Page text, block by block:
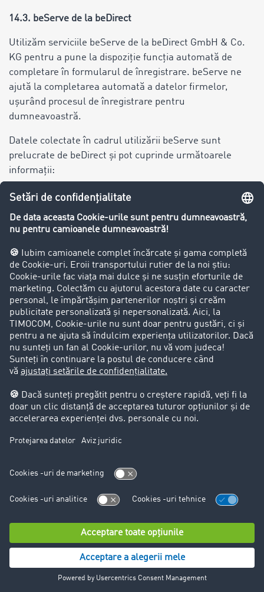
14.3. beServe de la beDirect
Utilizăm serviciile beServe de la beDirect GmbH & Co.
KG pentru a pune la dispoziție funcția automată de
completare în formularul de înregistrare. beServe ne
ajută la completarea automată a datelor firmelor,
ușurând procesul de înregistrare pentru
dumneavoastră.
Datele colectate în cadrul utilizării beServe sunt
prelucrate de beDirect și pot cuprinde următoarele
informații:
Datele firmei precum denumire, adresă și
Adresa IP
Aceste date sunt salvate pe serverele beDirect din
Germania. Prelucrarea este efectuată pe baza acordului
dumneavoastră (art. 6 alin. (1) lit. a) din RGPD) și
servește la îmbunătățirea paginii noastre web pentru a
o face mai ușor de utilizat pentru utilizatori. Puteți
revoca în orice moment acordul dat.
14.4. Ibexa CDP by Raptor
Pentru colectarea centralizată și administrarea datelor
clienților utilizăm Customer Data Platform (CDP)
Raptor de la Ibexa GmbH Ibexa CDP ne permite o
analiză și optimizarea strategiei noastre de marketing și
În acest context se prelucrează următoarele date:
Informații despre clienți (de ex. numele, adresa de
Datele despre firmă (de ex. denumirea firmei,
adrese)
Date de utilizare (de ex. interacțiuni pe pagina web,
model de utilizare)